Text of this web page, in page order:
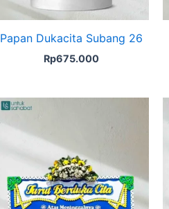
Papan Dukacita Subang 26
Rp675.000